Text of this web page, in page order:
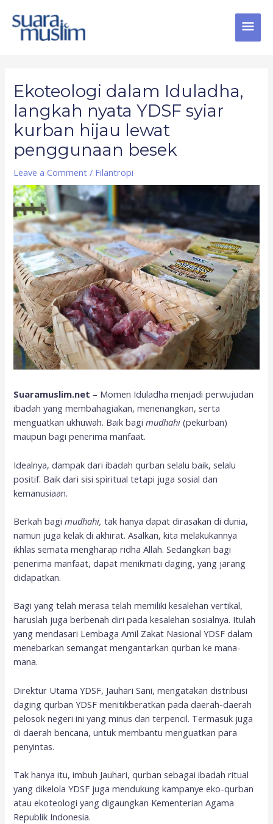
content
Ekoteologi dalam Iduladha,
langkah nyata YDSF syiar
kurban hijau lewat
penggunaan besek
Leave a Comment / Filantropi
Suaramuslim.net – Momen Iduladha menjadi perwujudan
ibadah yang membahagiakan, menenangkan, serta
menguatkan ukhuwah. Baik bagimudhahi (pekurban)
maupun bagi penerima manfaat.
Idealnya, dampak dari ibadah qurban selalu baik, selalu
positif. Baik dari sisi spiritual tetapi juga sosial dan
kemanusiaan.
Berkah bagimudhahi, tak hanya dapat dirasakan di dunia,
namun juga kelak di akhirat. Asalkan, kita melakukannya
ikhlas semata mengharap ridha Allah. Sedangkan bagi
penerima manfaat, dapat menikmati daging, yang jarang
didapatkan.
Bagi yang telah merasa telah memiliki kesalehan vertikal,
haruslah juga berbenah diri pada kesalehan sosialnya. Itulah
yang mendasari Lembaga Amil Zakat Nasional YDSF dalam
menebarkan semangat mengantarkan qurban ke mana-
mana.
Direktur Utama YDSF, Jauhari Sani, mengatakan distribusi
daging qurban YDSF menitikberatkan pada daerah-daerah
pelosok negeri ini yang minus dan terpencil. Termasuk juga
di daerah bencana, untuk membantu menguatkan para
penyintas.
Tak hanya itu, imbuh Jauhari, qurban sebagai ibadah ritual
yang dikelola YDSF juga mendukung kampanye eko-qurban
atau ekoteologi yang digaungkan Kementerian Agama
Republik Indonesia.